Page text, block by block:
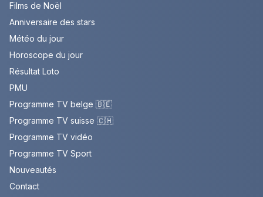
Films de Noël
Anniversaire des stars
Météo du jour
Horoscope du jour
Résultat Loto
PMU
Programme TV belge 🇧🇪
Programme TV suisse 🇨🇭
Programme TV vidéo
Programme TV Sport
Nouveautés
Contact